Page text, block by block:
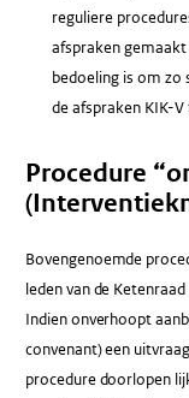
reguliere
afspraken
bedoeling is om
de afspraken KIK-
Procedure
Bovengenoemde
leden van de
Indien onverhoopt
convenant) een
procedure doorlopen